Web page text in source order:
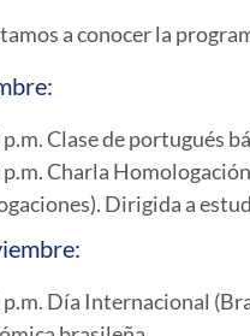
a conocer la
Clase de portugués
Charla
Dirigida a
p.m. Día Internacional